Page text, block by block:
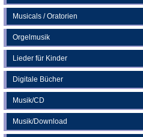
Musicals / Oratorien
Orgelmusik
Lieder für Kinder
Digitale Bücher
Musik/CD
Musik/Download